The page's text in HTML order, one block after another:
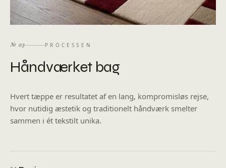
№ 03 PROCESSEN
Håndværket bag
Hvert tæppe er resultatet af en lang, kompromisløs rejse,
hvor nutidig æstetik og traditionelt håndværk smelter
sammen i ét tekstilt unika.